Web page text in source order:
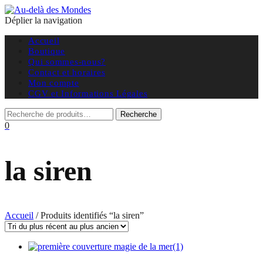
Déplier la navigation
Accueil
Boutique
Qui sommes-nous?
Contact et horaires
Mon compte
CGV et Informations Légales
0
la siren
Accueil / Produits identifiés “la siren”